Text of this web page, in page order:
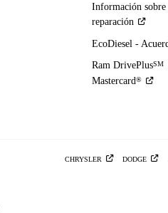
Información sobre
reparación
EcoDiesel -
Ram DrivePlusSM
Mastercard®
CHRYSLER DODGE